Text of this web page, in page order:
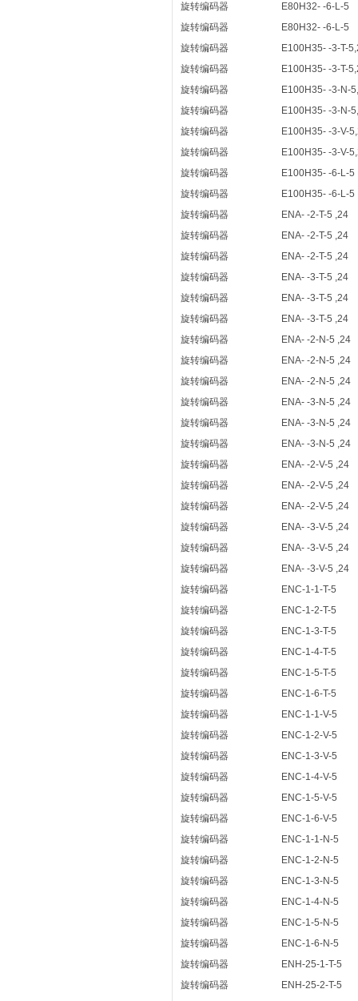
旋转编码器
E80H32- -6-L-5
旋转编码器
E80H32- -6-L-5
旋转编码器
E100H35- -3-T-
旋转编码器
E100H35- -3-T-
旋转编码器
E100H35- -3-N-
旋转编码器
E100H35- -3-N-
旋转编码器
E100H35- -3-V-
旋转编码器
E100H35- -3-V-
旋转编码器
E100H35- -6-L-5
旋转编码器
E100H35- -6-L-5
旋转编码器
ENA- -2-T-5 ,24
旋转编码器
ENA- -2-T-5 ,24
旋转编码器
ENA- -2-T-5 ,24
旋转编码器
ENA- -3-T-5 ,24
旋转编码器
ENA- -3-T-5 ,24
旋转编码器
ENA- -3-T-5 ,24
旋转编码器
ENA- -2-N-5 ,24
旋转编码器
ENA- -2-N-5 ,24
旋转编码器
ENA- -2-N-5 ,24
旋转编码器
ENA- -3-N-5 ,24
旋转编码器
ENA- -3-N-5 ,24
旋转编码器
ENA- -3-N-5 ,24
旋转编码器
ENA- -2-V-5 ,24
旋转编码器
ENA- -2-V-5 ,24
旋转编码器
ENA- -2-V-5 ,24
旋转编码器
ENA- -3-V-5 ,24
旋转编码器
ENA- -3-V-5 ,24
旋转编码器
ENA- -3-V-5 ,24
旋转编码器
ENC-1-1-T-5
旋转编码器
ENC-1-2-T-5
旋转编码器
ENC-1-3-T-5
旋转编码器
ENC-1-4-T-5
旋转编码器
ENC-1-5-T-5
旋转编码器
ENC-1-6-T-5
旋转编码器
ENC-1-1-V-5
旋转编码器
ENC-1-2-V-5
旋转编码器
ENC-1-3-V-5
旋转编码器
ENC-1-4-V-5
旋转编码器
ENC-1-5-V-5
旋转编码器
ENC-1-6-V-5
旋转编码器
ENC-1-1-N-5
旋转编码器
ENC-1-2-N-5
旋转编码器
ENC-1-3-N-5
旋转编码器
ENC-1-4-N-5
旋转编码器
ENC-1-5-N-5
旋转编码器
ENC-1-6-N-5
旋转编码器
ENH-25-1-T-5
旋转编码器
ENH-25-2-T-5